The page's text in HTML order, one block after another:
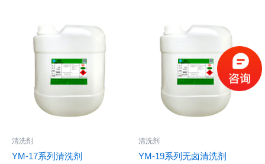
清洗剂
YM-17系列清洗剂
清洗剂
YM-19系列无卤清洗剂